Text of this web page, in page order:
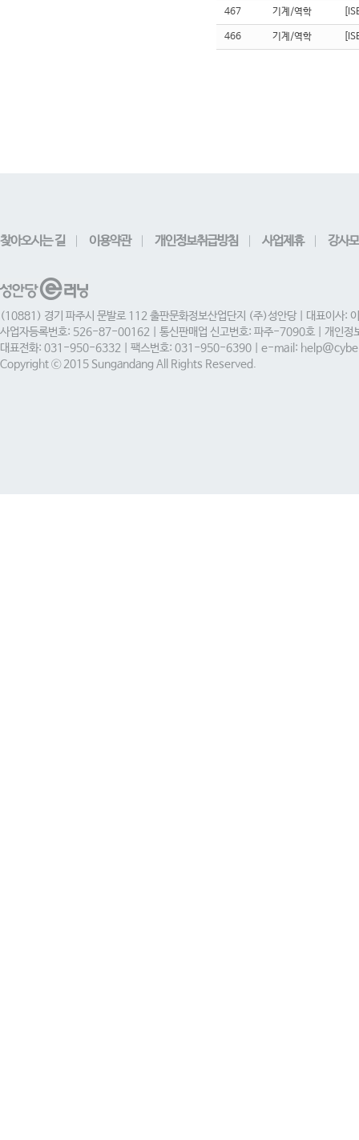
467 기계/역학
466 기계/역학
찾아오시는 길 이용약관 개인정보취급방침 사업제휴 강사
(10881) 경기 파주시 문발로 112 출판문화정보산업단지 (주)성안당 | 대표이사:
사업자등록번호: 526-87-00162 | 통신판매업 신고번호: 파주-7090호 | 개인정
대표전화: 031-950-6332 | 팩스번호: 031-950-6390 | e-mail:
Copyright ⓒ 2015 Sungandang All Rights Reserved.